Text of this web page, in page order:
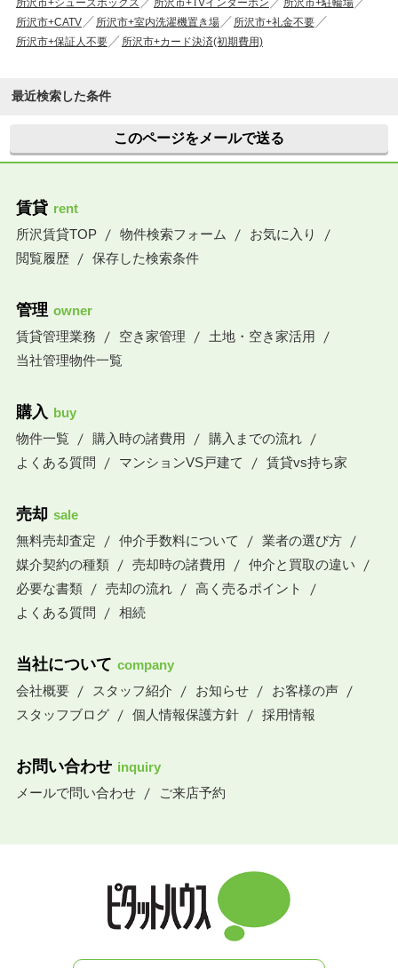
所沢市+シューズボックス
所沢市+TVインターホン
所沢市+駐輪場
所沢市+CATV
所沢市+室内洗濯機置き場
所沢市+礼金不要
所沢市+保証人不要
所沢市+カード決済(初期費用)
最近検索した条件
このページをメールで送る
賃貸 rent
所沢賃貸TOP
物件検索フォーム
お気に入り
閲覧履歴
保存した検索条件
管理 owner
賃貸管理業務
空き家管理
土地・空き家活用
当社管理物件一覧
購入 buy
物件一覧
購入時の諸費用
購入までの流れ
よくある質問
マンションVS戸建て 賃貸vs持ち家
売却 sale
無料売却査定
仲介手数料について
業者の選び方
媒介契約の種類
売却時の諸費用
仲介と買取の違い
必要な書類
売却の流れ
高く売るポイント
よくある質問
相続
当社について company
会社概要
スタッフ紹介 お知らせ
お客様の声
スタッフブログ
個人情報保護方針 採用情報
お問い合わせ inquiry
メールで問い合わせ
ご来店予約